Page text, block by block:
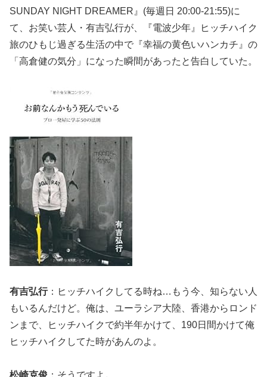
SUNDAY NIGHT DREAMER』(毎週日 20:00-21:55)に
て、お笑い芸人・有吉弘行が、『電波少年』ヒッチハイク
旅のひもじ過ぎる生活の中で『幸福の黄色いハンカチ』の
「高倉健の気分」になった瞬間があったと告白していた。
有吉弘行：ヒッチハイクしてる時ね…もう今、知らない人
もいるんだけど。俺は、ユーラシア大陸、香港からロンド
ンまで、ヒッチハイクで約半年かけて、190日間かけて俺
ヒッチハイクしてた時があんのよ。